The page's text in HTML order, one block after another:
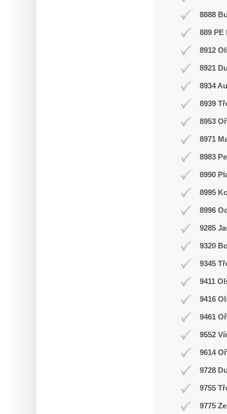
8888
889 PE
8912
8921
8934
8939
8953
8971
8983
8990
8995
8996
9285
9320
9345
9411
9416
9461
9552
9614
9728
9755
9775